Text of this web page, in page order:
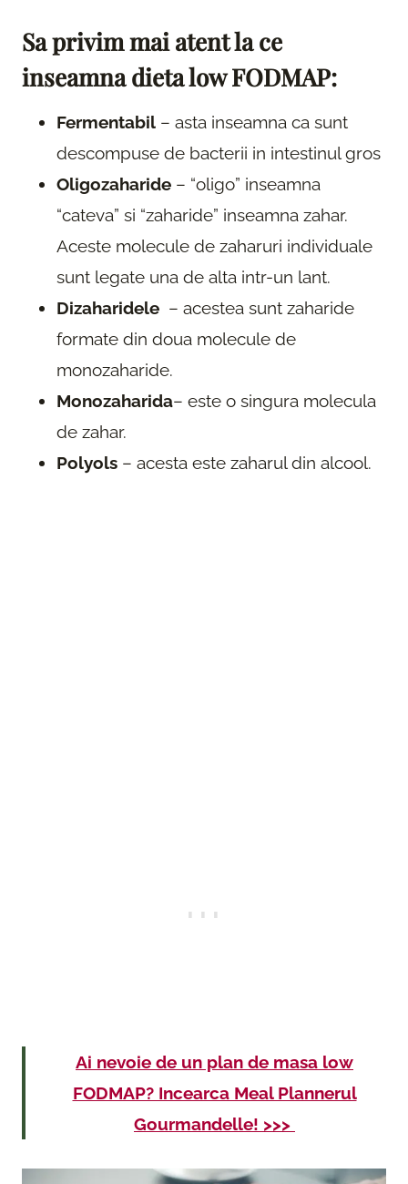
Sa privim mai atent la ce
inseamna dieta low FODMAP:
Fermentabil – asta inseamna ca sunt
descompuse de bacterii in intestinul gros
Oligozaharide – “oligo” inseamna
“cateva” si “zaharide” inseamna zahar.
Aceste molecule de zaharuri individuale
sunt legate una de alta intr-un lant.
Dizaharidele – acestea sunt zaharide
formate din doua molecule de
monozaharide.
Monozaharida– este o singura molecula
de zahar.
Polyols – acesta este zaharul din alcool.
Ai nevoie de un plan de masa low
FODMAP? Incearca Meal Plannerul
Gourmandelle! >>>